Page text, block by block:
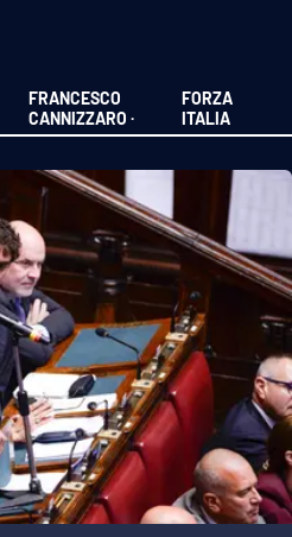
FRANCESCO
CANNIZZARO ·
FORZA
ITALIA